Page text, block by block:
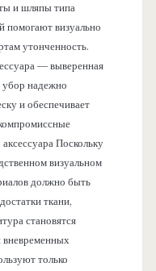
и шляпы типа
помогают визуально
утонченность.
— выверенная
убор надежно
и обеспечивает
Поскольку
визуальном
должно быть
ткани,
становятся
вневременных
только